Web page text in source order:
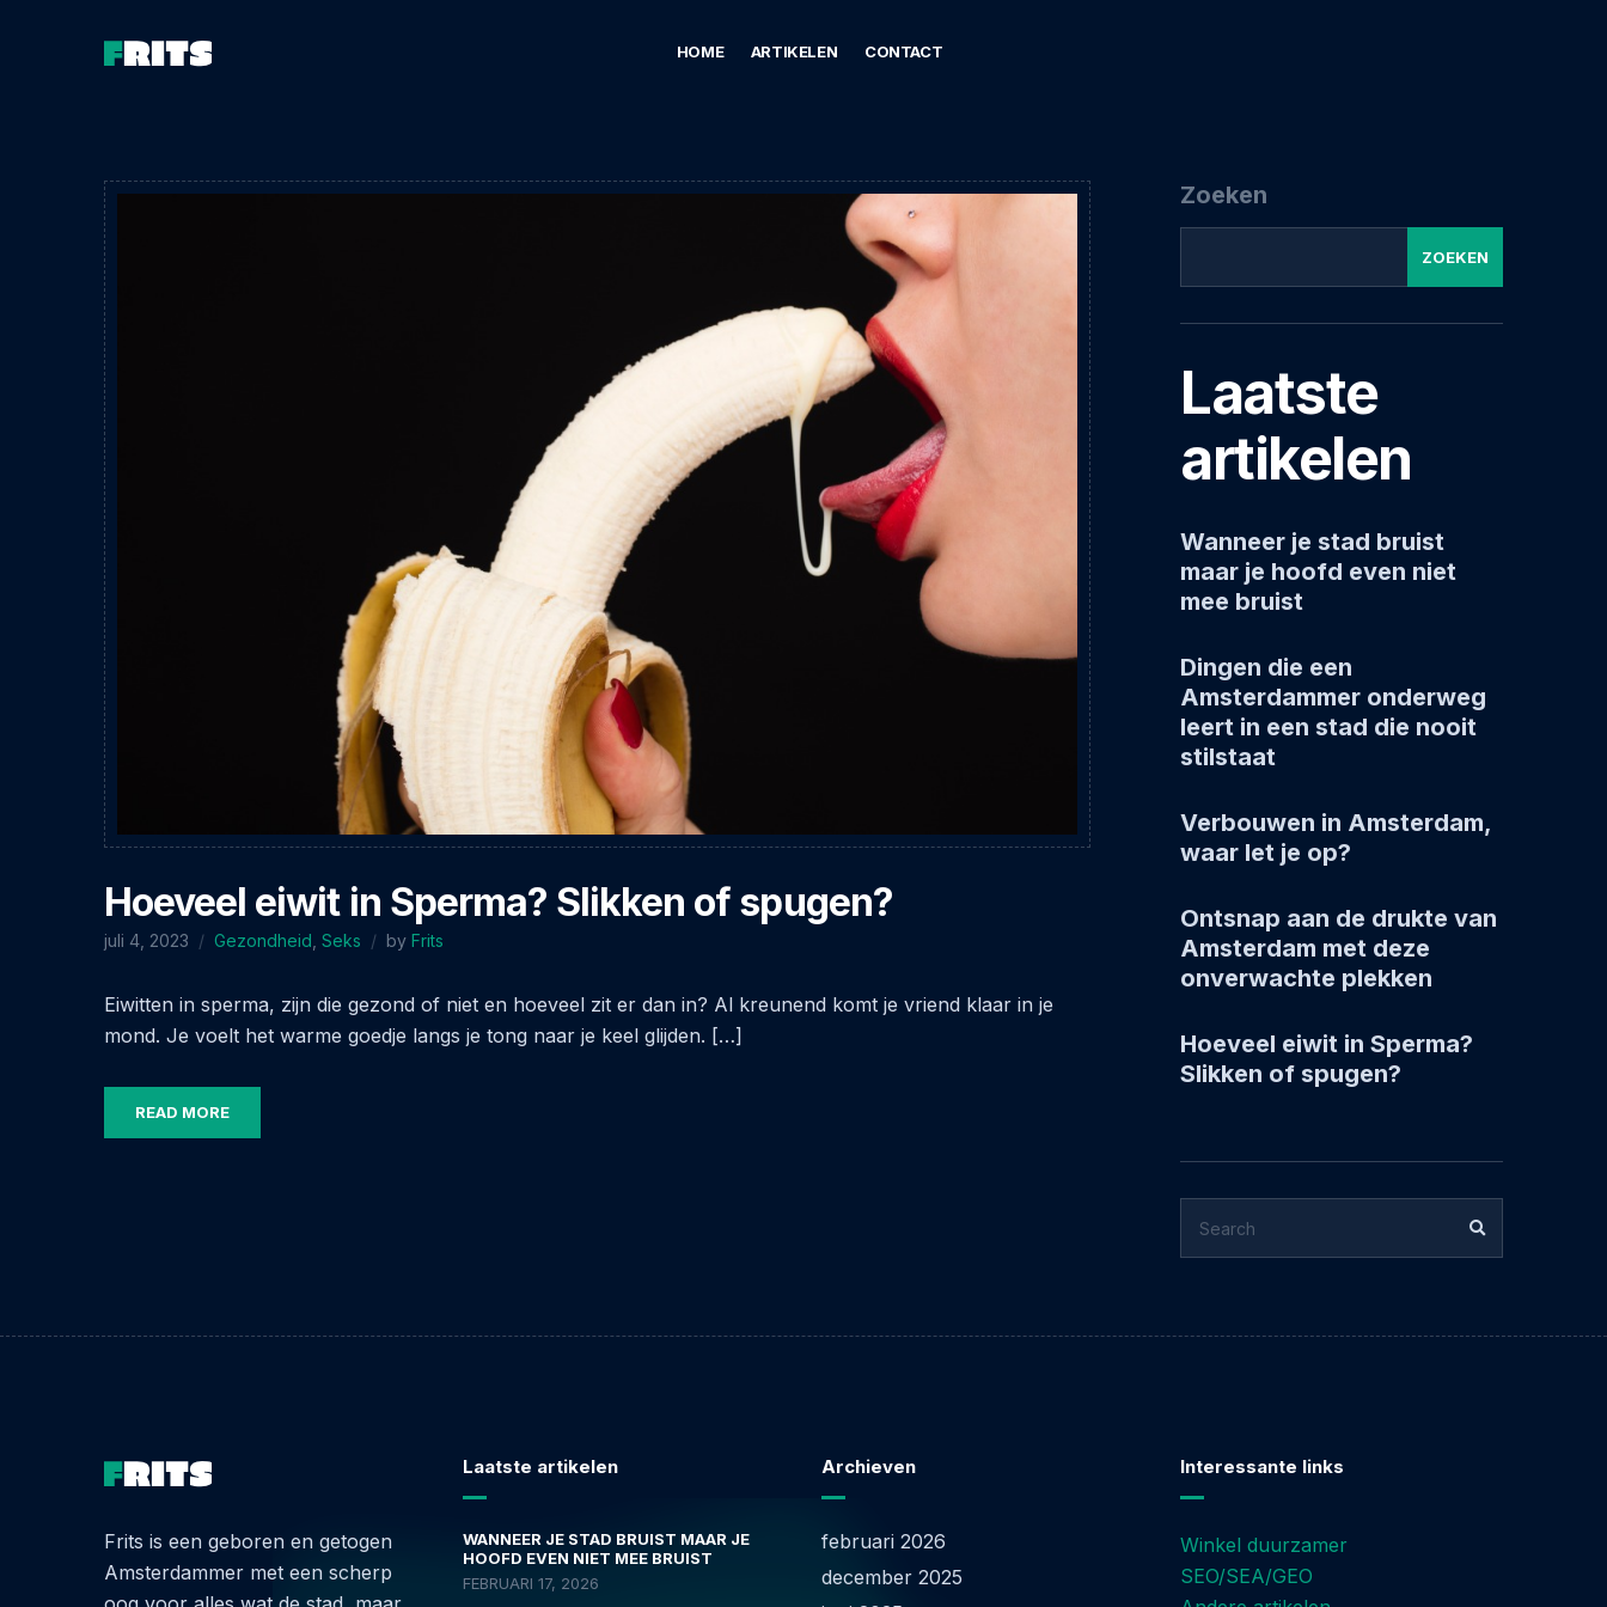
HOME ARTIKELEN CONTACT
Hoeveel eiwit in Sperma? Slikken of spugen?
juli 4, 2023 Gezondheid Seks by Frits
Eiwitten in sperma, zijn die gezond of niet en hoeveel zit er dan in? Al kreunend komt je vriend klaar in je
mond. Je voelt het warme goedje langs je tong naar je keel glijden. […]
READ MORE
Zoeken
ZOEKEN
Laatste
artikelen
Wanneer je stad bruist
maar je hoofd even niet
mee bruist
Dingen die een
Amsterdammer onderweg
leert in een stad die nooit
stilstaat
Verbouwen in Amsterdam,
waar let je op?
Ontsnap aan de drukte van
Amsterdam met deze
onverwachte plekken
Hoeveel eiwit in Sperma?
Slikken of spugen?
FOR:
Frits is een geboren en getogen
Amsterdammer met een scherp
Laatste artikelen
WANNEER JE STAD BRUIST MAAR JE
HOOFD EVEN NIET MEE BRUIST
FEBRUARI 17, 2026
Archieven
februari 2026
december 2025
Interessante links
Winkel duurzamer
SEO/SEA/GEO